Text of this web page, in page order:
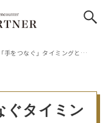
【婚活辞典】手をつなぐタイミング｜婚活の仮交際で「手をつなぐ」タイミングと自然な方法
ぐタイミン